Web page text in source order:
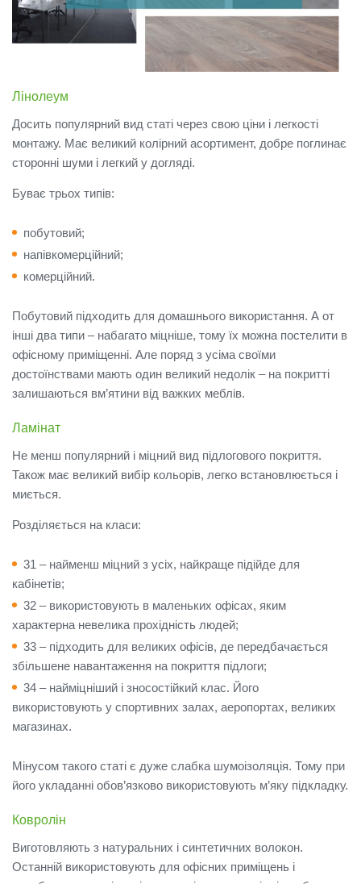
Лінолеум
Досить популярний вид статі через свою ціни і легкості
монтажу. Має великий колірний асортимент, добре поглинає
сторонні шуми і легкий у догляді.
Буває трьох типів:
побутовий;
напівкомерційний;
комерційний.
Побутовий підходить для домашнього використання. А от
інші два типи – набагато міцніше, тому їх можна постелити в
офісному приміщенні. Але поряд з усіма своїми
достоїнствами мають один великий недолік – на покритті
залишаються вм’ятини від важких меблів.
Ламінат
Не менш популярний і міцний вид підлогового покриття.
Також має великий вибір кольорів, легко встановлюється і
миється.
Розділяється на класи:
31 – найменш міцний з усіх, найкраще підійде для
кабінетів;
32 – використовують в маленьких офісах, яким
характерна невелика прохідність людей;
33 – підходить для великих офісів, де передбачається
збільшене навантаження на покриття підлоги;
34 – найміцніший і зносостійкий клас. Його
використовують у спортивних залах, аеропортах, великих
магазинах.
Мінусом такого статі є дуже слабка шумоізоляція. Тому при
його укладанні обов’язково використовують м’яку підкладку.
Ковролін
Виготовляють з натуральних і синтетичних волокон.
Останній використовують для офісних приміщень і